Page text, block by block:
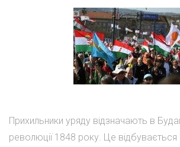
Прихильники уряду відзначають в
революції 1848 року. Це